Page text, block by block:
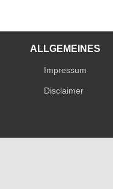
ALLGEMEINES
Impressum
Disclaimer